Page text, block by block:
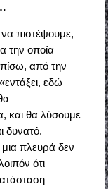
πιστέψουμε,
την οποία
από την
εδώ
και θα λύσουμε
δυνατό.
μια πλευρά δεν
ότι